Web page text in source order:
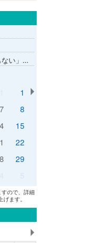
藤さん
1
7
8
15
22
29
5
ので、詳細
ます。